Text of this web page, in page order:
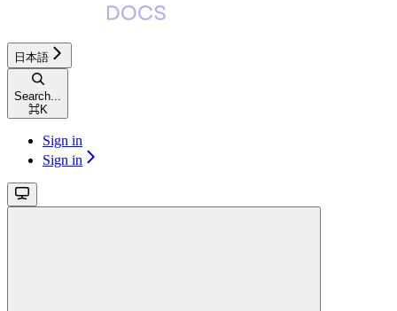
日本語
Search...
⌘K
Sign in
Sign in